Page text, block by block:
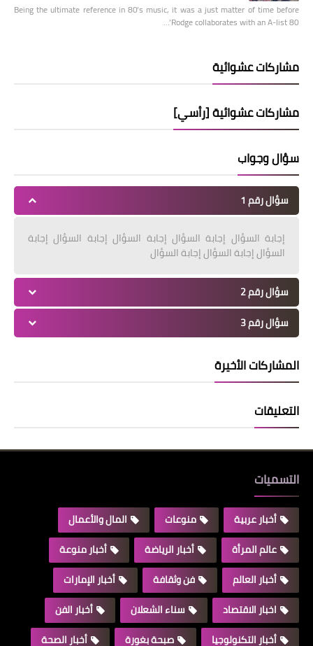
Being the ultimate reference in 80’s music, it was a just matter of time before
Rodge collaborates with an A-list 80’…
مشاركات عشوائية
مشاركات عشوائية [رأسي]
سؤال وجواب
سؤال رقم 1
إجابة السؤال إجابة السؤال إجابة السؤال إجابة السؤال إجابة
السؤال إجابة السؤال إجابة السؤال
سؤال رقم 2
سؤال رقم 3
المشاركات الأخيرة
التعليقات
التسميات
أخبار عربية منوعات
المال والأعمال
عالم المرأة
أخبار الرياضة
أخبار منوعة
أخبار العالم
فن وثقافة
أخبار الإمارات
اخبار الاقتصاد
سناء الشعلان
أخبار الفن
أخبار التكنولوجيا
صبحة بغورة
أخبار الصحة